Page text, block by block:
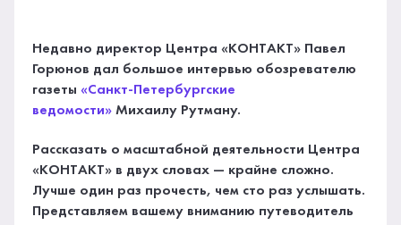
Недавно директор Центра «КОНТАКТ» Павел
Горюнов дал большое интервью обозревателю
газеты«Санкт-Петербургские
ведомости» Михаилу Рутману.
Рассказать о масштабной деятельности Центра
«КОНТАКТ» в двух словах — крайне сложно.
Лучше один раз прочесть, чем сто раз услышать.
Представляем вашему вниманию путеводитель